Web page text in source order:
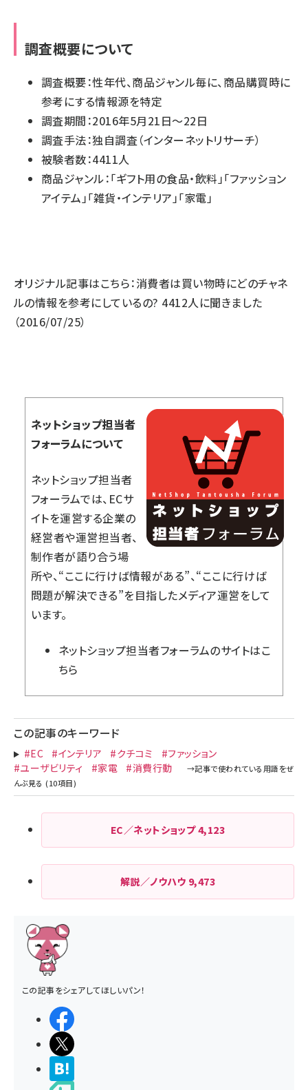
調査概要について
調査概要：性年代、商品ジャンル毎に、商品購買時に
参考にする情報源を特定
調査期間：2016年5月21日～22日
調査手法：独自調査（インターネットリサーチ）
被験者数：4411人
商品ジャンル：「ギフト用の食品・飲料」「ファッション
アイテム」「雑貨・インテリア」「家電」
オリジナル記事はこちら：消費者は買い物時にどのチャネ
ルの情報を参考にしているの? 4412人に聞きました
（2016/07/25）
ネットショップ担当者
フォーラムについて
ネットショップ担当者
フォーラムでは、ECサ
イトを運営する企業の
経営者や運営担当者、
制作者が語り合う場
所や、“ここに行けば情報がある”、“ここに行けば
問題が解決できる”を目指したメディア運営をして
います。
ネットショップ担当者フォーラムのサイトはこ
ちら
この記事のキーワード
#EC #インテリア #クチコミ
#ファッション
#ユーザビリティ
#家電 #消費行動
EC／ネットショップ4,123
解説／ノウハウ 9,473
この記事をシェアしてほしいパン！